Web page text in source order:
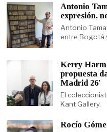
Antonio
expresión,
Antonio
entre Bogotá
Kerry Harm
propuesta
Madrid 26′
El
Kant Gallery,
Rocío